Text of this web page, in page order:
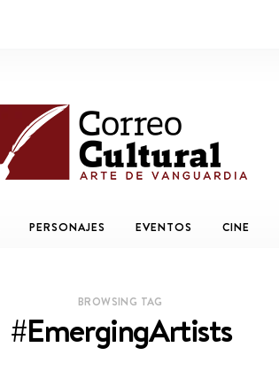
PERSONAJES EVENTOS CINE
BROWSING TAG
#EmergingArtists